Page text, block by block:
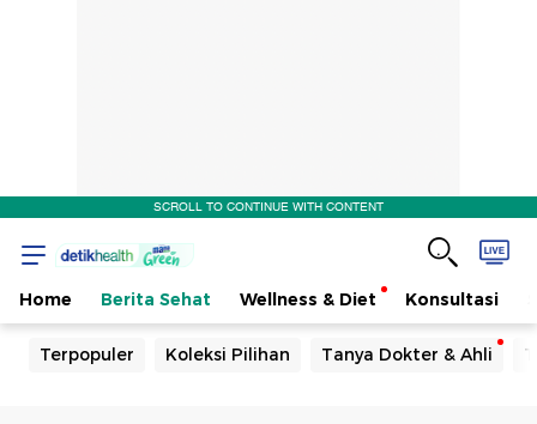
SCROLL TO CONTINUE WITH CONTENT
Home Berita Sehat Wellness & Diet Konsultasi
Terpopuler Koleksi Pilihan Tanya Dokter & Ahli